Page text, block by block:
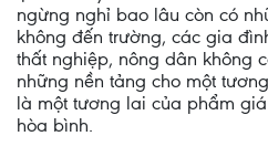
ngừng nghỉ bao lâu còn có
không đến trường, các gia
thất nghiệp, nông dân không
những nền tảng cho một
là một tương lai của phẩm
hòa bình.